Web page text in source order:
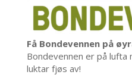
Få Bondevennen på
Bondevennen er på
luktar fjøs av!